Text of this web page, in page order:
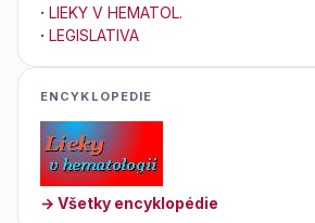
· LIEKY V HEMATOL.
· LEGISLATIVA
ENCYKLOPEDIE
→ Všetky encyklopédie